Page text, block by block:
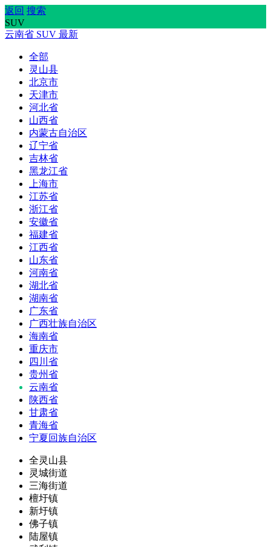
返回 搜索
SUV
云南省 SUV 最新
全部
灵山县
北京市
天津市
河北省
山西省
内蒙古自治区
辽宁省
吉林省
黑龙江省
上海市
江苏省
浙江省
安徽省
福建省
江西省
山东省
河南省
湖北省
湖南省
广东省
广西壮族自治区
海南省
重庆市
四川省
贵州省
云南省
陕西省
甘肃省
青海省
宁夏回族自治区
全灵山县
灵城街道
三海街道
檀圩镇
新圩镇
佛子镇
陆屋镇